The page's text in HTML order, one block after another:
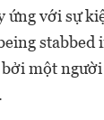
ứng với sự
stabbed
một